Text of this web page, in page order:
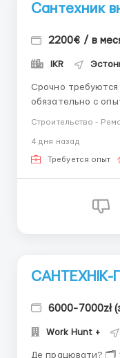
Сантехник
2200€ / в
IKR
Срочно требуются
обязательно с опытом
работы ответственность желание работать Где
Строительство -
4 дня назад
Требуется опыт
САНТЕХНІК-
6000-7000zł
Work Hunt +
Де працювати? 🗂 **ВИМОГИ** ◈ чоловіки; ◈ вік до